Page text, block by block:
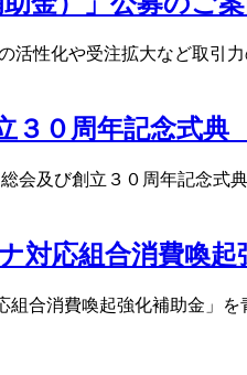
性化や受注拡大など取引
３０周年記念式
及び創立３０周年記念式
対応組合消費喚
合消費喚起強化補助金」